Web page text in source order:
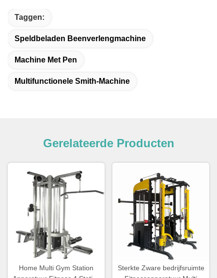
Taggen:
Speldbeladen Beenverlengmachine
Machine Met Pen
Multifunctionele Smith-Machine
Gerelateerde Producten
Home Multi Gym Station
Sterkte Zware bedrijfsruimte